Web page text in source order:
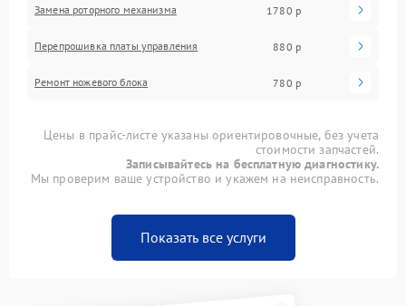
Замена роторного механизма 1780 р
Перепрошивка платы управления 880 р
Ремонт ножевого блока 780 р
Цены в прайс-листе указаны ориентировочные, без учета
стоимости запчастей.
Записывайтесь на бесплатную диагностику.
Мы проверим ваше устройство и укажем на неисправность.
Показать все услуги